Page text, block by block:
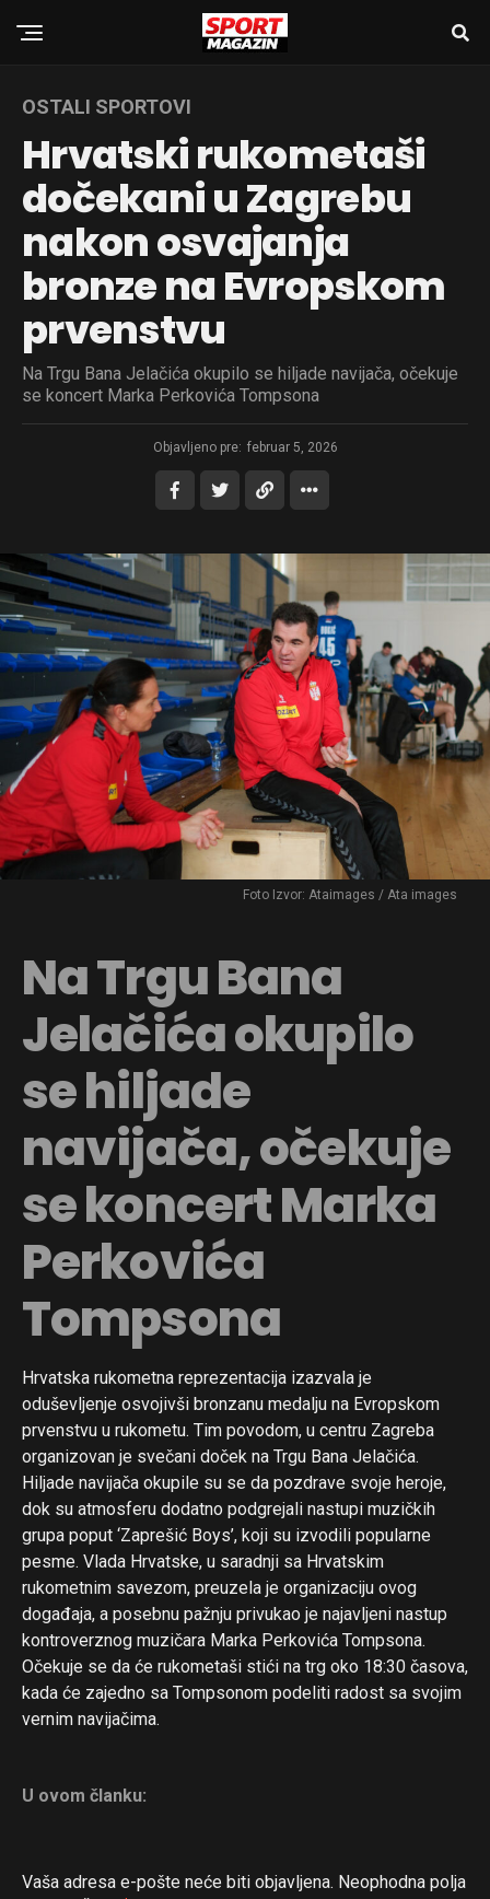
OSTALI SPORTOVI
Hrvatski rukometaši
dočekani u Zagrebu
nakon osvajanja
bronze na Evropskom
prvenstvu
Na Trgu Bana Jelačića okupilo se hiljade navijača, očekuje
se koncert Marka Perkovića Tompsona
Objavljeno pre: februar 5, 2026
Foto Izvor: Ataimages / Ata images
Na Trgu Bana
Jelačića okupilo
se hiljade
navijača, očekuje
se koncert Marka
Perkovića
Tompsona
Hrvatska rukometna reprezentacija izazvala je
oduševljenje osvojivši bronzanu medalju na Evropskom
prvenstvu u rukometu. Tim povodom, u centru Zagreba
organizovan je svečani doček na Trgu Bana Jelačića.
Hiljade navijača okupile su se da pozdrave svoje heroje,
dok su atmosferu dodatno podgrejali nastupi muzičkih
grupa poput ‘Zaprešić Boys’, koji su izvodili popularne
pesme. Vlada Hrvatske, u saradnji sa Hrvatskim
rukometnim savezom, preuzela je organizaciju ovog
događaja, a posebnu pažnju privukao je najavljeni nastup
kontroverznog muzičara Marka Perkovića Tompsona.
Očekuje se da će rukometaši stići na trg oko 18:30 časova,
kada će zajedno sa Tompsonom podeliti radost sa svojim
vernim navijačima.
U ovom članku:
Vaša adresa e-pošte neće biti objavljena. Neophodna polja